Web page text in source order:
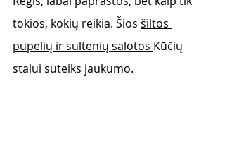
tokios, kokių reikia. Šios šiltos
pupelių ir sultenių salotos Kūčių
stalui suteiks jaukumo.